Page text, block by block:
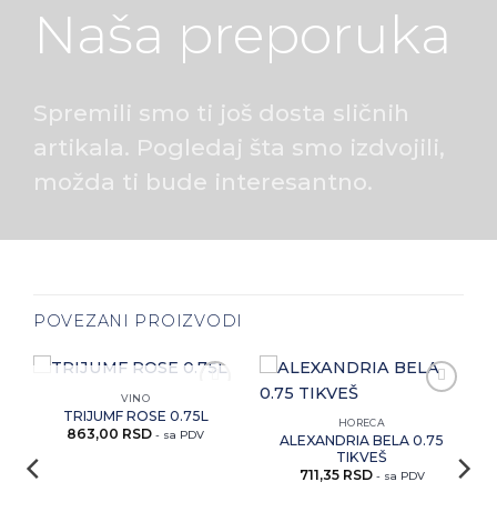
Naša preporuka
Spremili smo ti još dosta sličnih
artikala. Pogledaj šta smo izdvojili,
možda ti bude interesantno.
POVEZANI PROIZVODI
ovaj
artikal
NEMA NA ZALIHAMA
VINO
TRIJUMF ROSE 0.75L
863,00 RSD - sa PDV
artikal
HORECA
ALEXANDRIA BELA 0.75
TIKVEŠ
711,35 RSD - sa PDV